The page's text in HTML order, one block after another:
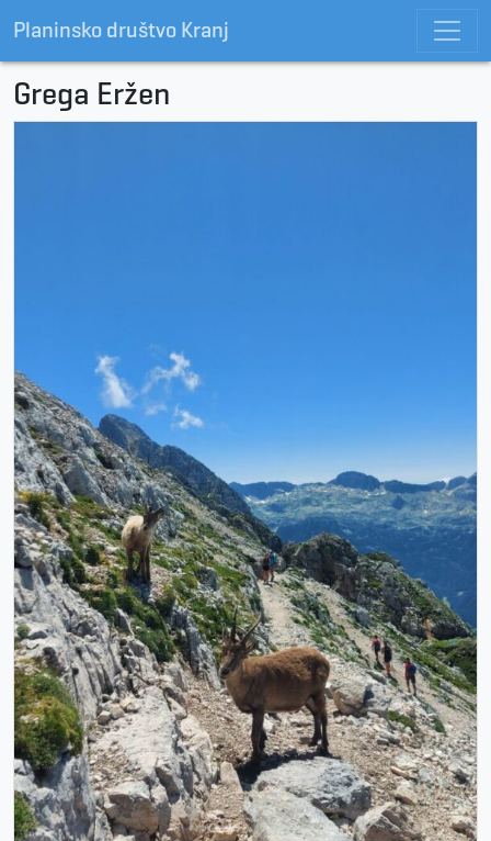
Planinsko društvo Kranj
Grega Eržen